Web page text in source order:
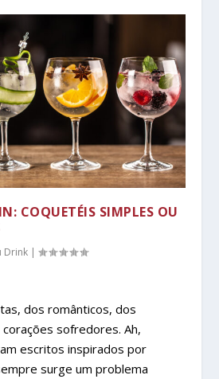
COQUETÉIS SIMPLES OU
Drink |
dos românticos, dos
sofredores. Ah,
escritos inspirados por
surge um problema